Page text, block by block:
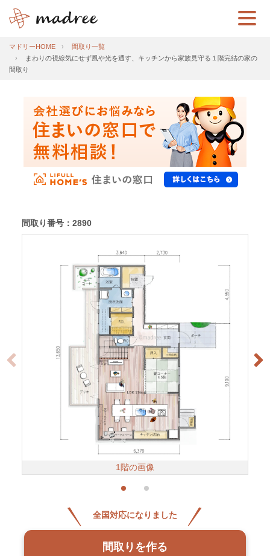
マドリーHOME
間取り一覧
まわりの視線気にせず風や光を通す、キッチンから家族見守る１階完結の家の
間取り
間取り番号：2890
1階の画像
全国対応になりました
間取りを作る